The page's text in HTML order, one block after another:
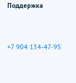
Поддержка
+7 904 134-47-95